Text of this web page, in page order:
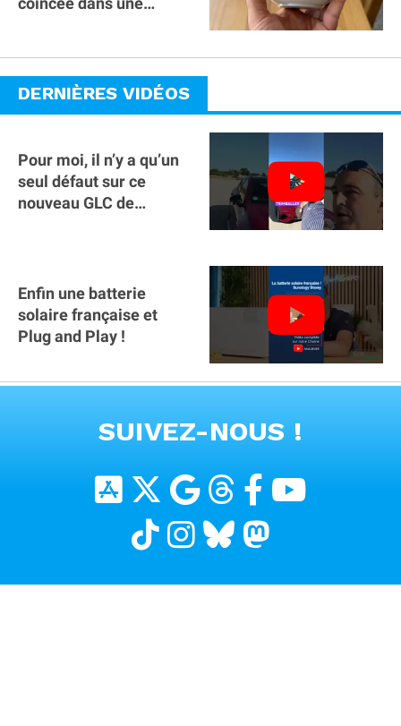
DERNIÈRES VIDÉOS
Pour moi, il n’y a qu’un
seul défaut sur ce
nouveau GLC de
Enfin une batterie
solaire française et
Plug and Play !
SUIVEZ-NOUS !